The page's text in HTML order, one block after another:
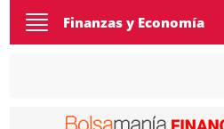
Toggle
navigation
Finanzas y Economía